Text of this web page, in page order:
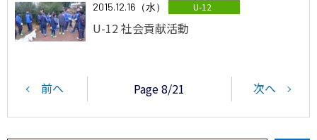
2015.12.16（水） U-12
U-12 社会貢献活動
Page 8/21
前へ 次へ